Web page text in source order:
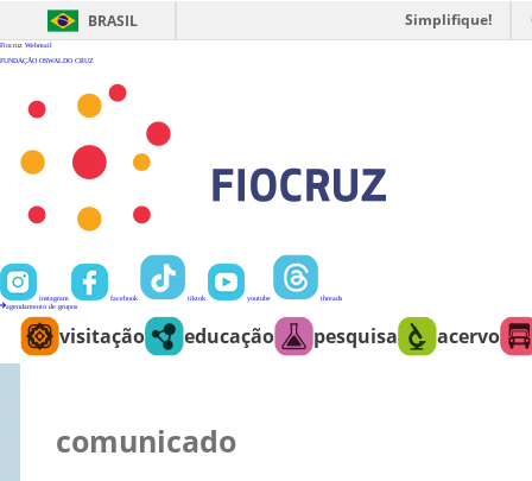
BRASIL Simplifique!
Fiocruz Webmail
FUNDAÇÃO OSWALDO CRUZ
instagram facebook tiktok youtube
threads
agendamento de grupos
visitação educação pesquisa acervo
comunicado